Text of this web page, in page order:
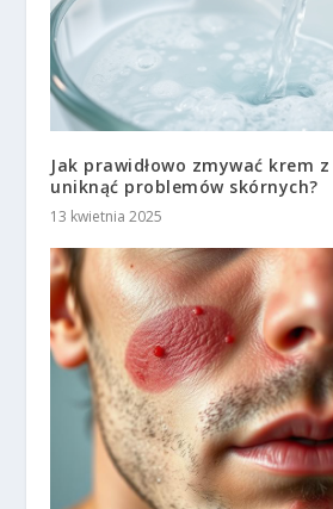
Jak prawidłowo zmywać krem
uniknąć problemów skórnych?
13 kwietnia 2025